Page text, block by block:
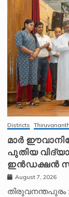
Districts
മാർ
പുതിയ
ഇൻഡക്ഷൻ
August 7, 2026
തിരുവനന്തപുരം